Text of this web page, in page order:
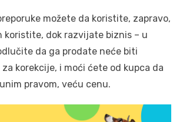
možete da koristite, zapravo,
koristite, dok razvijate biznis – u
da ga prodate neće biti
korekcije, i moći ćete od kupca da
pravom, veću cenu.